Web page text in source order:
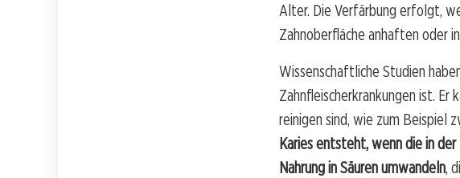
Alter. Die Verfärbung erfolgt,
Zahnoberfläche anhaften oder
Wissenschaftliche Studien
Zahnfleischerkrankungen ist. Er
reinigen sind, wie zum Beispiel
Karies entsteht, wenn die in
Nahrung in Säuren umwandeln,